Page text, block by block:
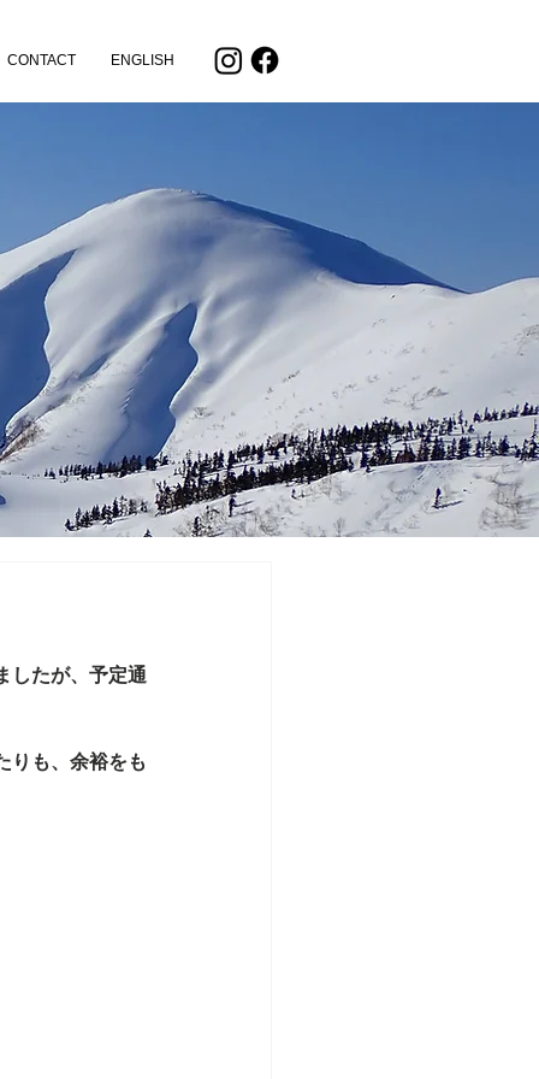
CONTACT ENGLISH
したが、予定通
りも、余裕をも